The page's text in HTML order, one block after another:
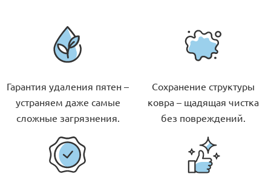
Гарантия удаления пятен –
устраняем даже самые
сложные загрязнения.
Сохранение структуры
ковра – щадящая чистка
без повреждений.